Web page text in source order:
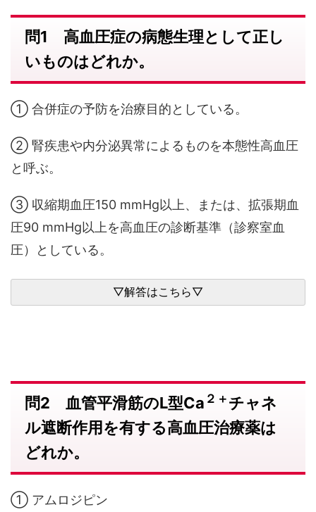
問1 高血圧症の病態生理として正し
いものはどれか。
① 合併症の予防を治療目的としている。
② 腎疾患や内分泌異常によるものを本態性高血圧
と呼ぶ。
③ 収縮期血圧150 mmHg以上、または、拡張期血
圧90 mmHg以上を高血圧の診断基準（診察室血
圧）としている。
問2 血管平滑筋のL型Ca ２＋ チャネ
ル遮断作用を有する高血圧治療薬は
どれか。
① アムロジピン